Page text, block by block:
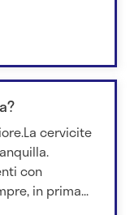
cervicite
con
in prima...